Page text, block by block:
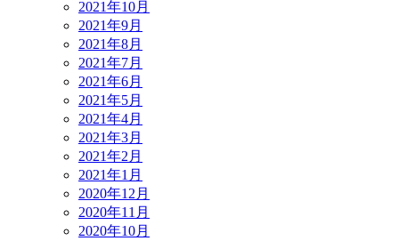
2021年10月
2021年9月
2021年8月
2021年7月
2021年6月
2021年5月
2021年4月
2021年3月
2021年2月
2021年1月
2020年12月
2020年11月
2020年10月